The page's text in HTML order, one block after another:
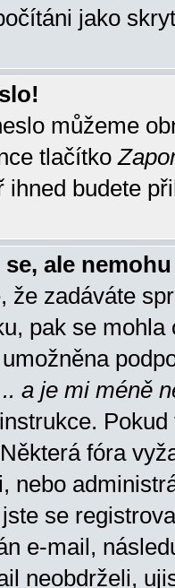
jako
můžeme
tlačítko
ihned budete
ale
že zadáváte
pak se
a je mi méně
fóra
nebo
se
e-mail,
neobdrželi,